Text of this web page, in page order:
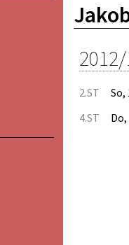
2.ST So,
4.ST